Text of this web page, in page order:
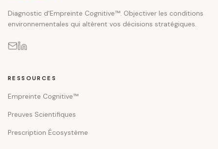
Diagnostic d'Empreinte Cognitive™. Objectiver les conditions
environnementales qui altèrent vos décisions stratégiques.
RESSOURCES
Empreinte Cognitive™
Preuves Scientifiques
Prescription Écosystème